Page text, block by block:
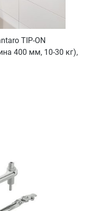
TIP-ON
400 мм, 10-30 кг),